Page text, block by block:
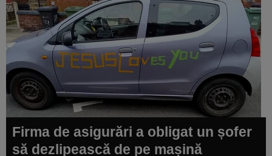
Firma de asigurări a obligat un șofer
să dezlipească de pe mașină